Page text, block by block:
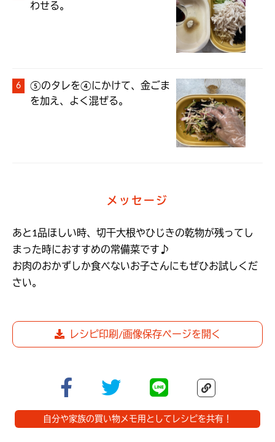
わせる。
⑤のタレを④にかけて、金ごま
を加え、よく混ぜる。
メッセージ
あと1品ほしい時、切干大根やひじきの乾物が残ってし
まった時におすすめの常備菜です♪
お肉のおかずしか食べないお子さんにもぜひお試しくだ
さい。
レシピ印刷/画像保存ページを開く
自分や家族の買い物メモ用としてレシピを共有！